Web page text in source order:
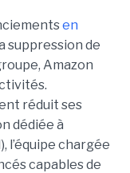
en
suppression de
Amazon
réduit ses
dédiée à
l’équipe chargée
capables de